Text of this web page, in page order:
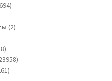
2694
22
7358
товаров
23958
5261